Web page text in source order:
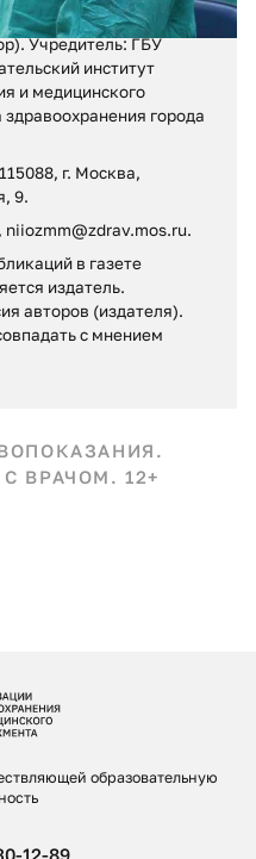
и массовых
Учредитель: ГБУ
институт
и медицинского
города
115088, г. Москва,
9.
niiozmm@zdrav.mos.ru.
в газете
издатель.
авторов (издателя).
c мнением
ВРАЧОМ. 12+
образовательную
12-89